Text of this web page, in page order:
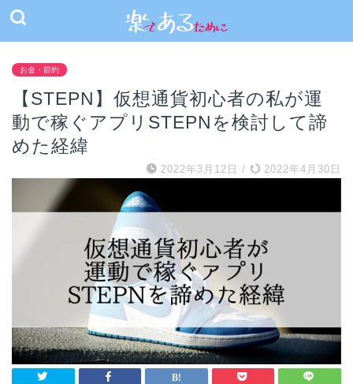
お金・節約
【STEPN】仮想通貨初心者の私が運
動で稼ぐアプリSTEPNを検討して諦
めた経緯
2022年3月12日 / 2022年4月30日